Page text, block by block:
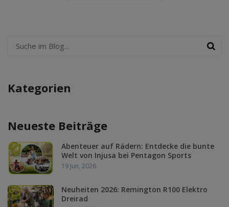
Kategorien
Neueste Beiträge
Abenteuer auf Rädern: Entdecke die bunte
Welt von Injusa bei Pentagon Sports
19 Jun, 2026
Neuheiten 2026: Remington R100 Elektro
Dreirad